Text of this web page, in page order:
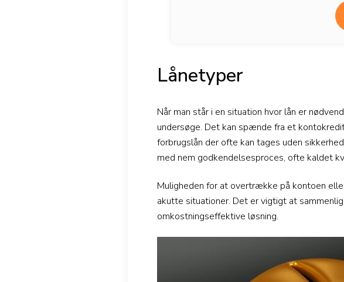
Lånetyper
Når man står i en situation hvor lån er
undersøge. Det kan spænde fra et
forbrugslån der ofte kan tages uden
med nem godkendelsesproces, ofte kaldet
Muligheden for at overtrække på kontoen
akutte situationer. Det er vigtigt at
omkostningseffektive løsning.